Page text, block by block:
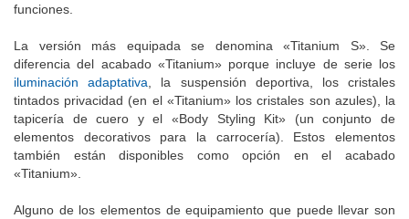
funciones.
La versión más equipada se denomina «Titanium S». Se
diferencia del acabado «Titanium» porque incluye de serie los
iluminación adaptativa , la suspensión deportiva, los cristales
tintados privacidad (en el «Titanium» los cristales son azules), la
tapicería de cuero y el «Body Styling Kit» (un conjunto de
elementos decorativos para la carrocería). Estos elementos
también están disponibles como opción en el acabado
«Titanium».
Alguno de los elementos de equipamiento que puede llevar son